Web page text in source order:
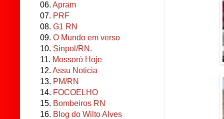
06. Apram
07. PRF
08. G1 RN
09. O Mundo em verso
10. Sinpol/RN.
11. Mossoró Hoje
12. Assu Noticia
13. PM/RN
14. FOCOELHO
15. Bombeiros RN
16. Blog do Wilto Alves